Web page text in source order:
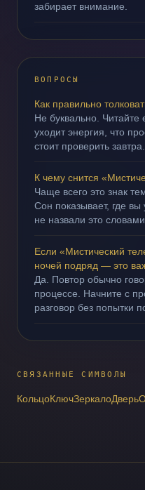
забирает внимание.
ВОПРОСЫ
Как правильно
Не буквально. Читайте
уходит энергия, что
стоит проверить завтра.
К чему снится
Чаще всего это знак
Сон показывает, где
не назвали это словами.
Если «Мистический
ночей подряд — это
Да. Повтор обычно
процессе. Начните с
разговор без попытки
СВЯЗАННЫЕ СИМВОЛЫ
КольцоКлючЗеркалоДверь